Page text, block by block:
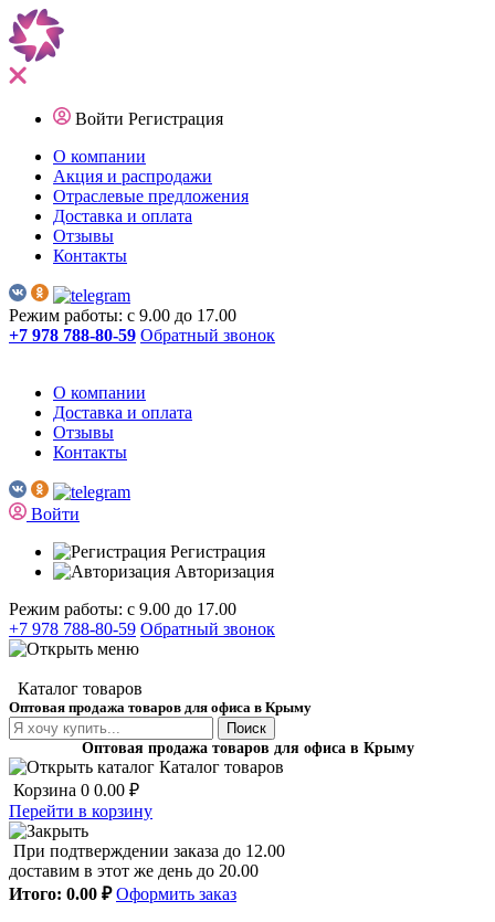
Войти Регистрация
О компании
Акция и распродажи
Отраслевые предложения
Доставка и оплата
Отзывы
Контакты
Режим работы: с 9.00 до 17.00
+7 978 788-80-59 Обратный звонок
О компании
Доставка и оплата
Отзывы
Контакты
Войти
Регистрация
Авторизация
Режим работы: с 9.00 до 17.00
+7 978 788-80-59 Обратный звонок
Каталог товаров
Оптовая продажа товаров для офиса в Крыму
Поиск
Оптовая продажа товаров для офиса в Крыму
Каталог товаров
Корзина 0 0.00 ₽
Перейти в корзину
При подтверждении заказа до 12.00
доставим в этот же день до 20.00
Итого: 0.00 ₽ Оформить заказ